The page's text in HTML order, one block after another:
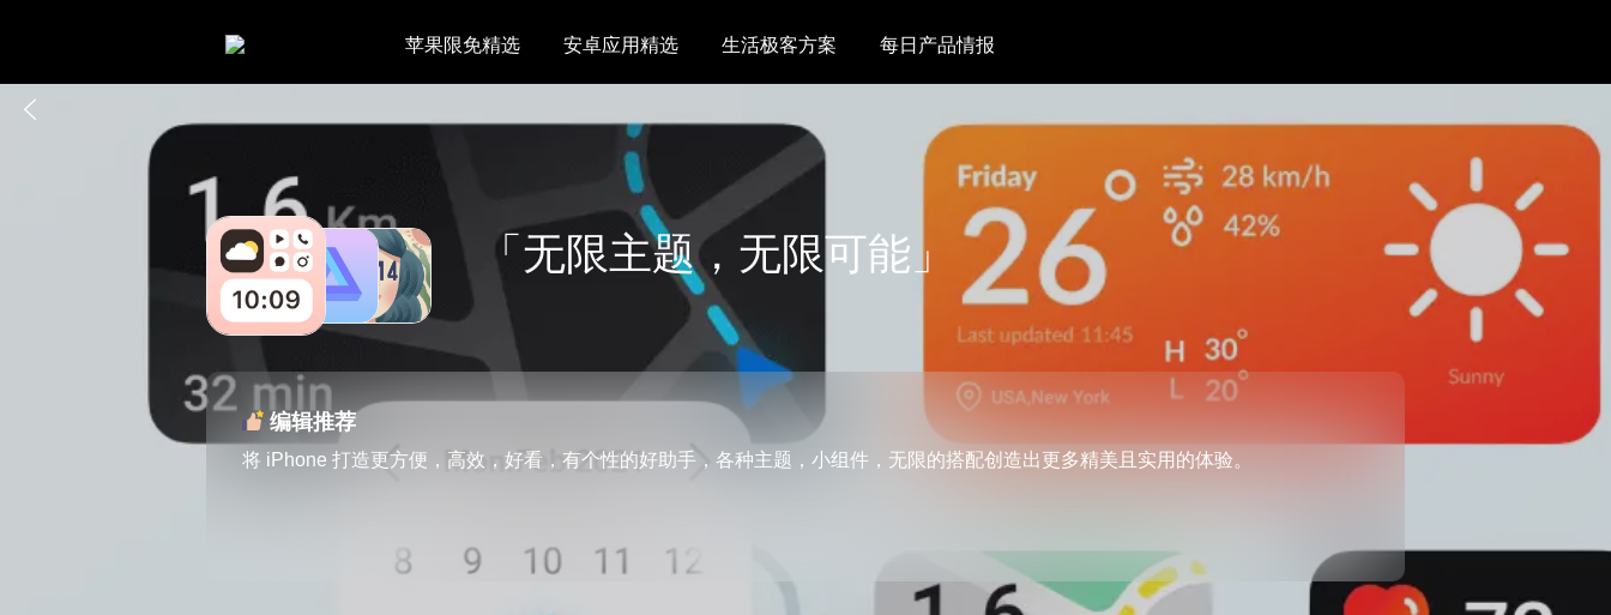
苹果限免精选 安卓应用精选 生活极客方案 每日产品情报
「无限主题，无限可能」
编辑推荐
将 iPhone 打造更方便，高效，好看，有个性的好助手，各种主题，小组件，无限的搭配创造出更多精美且实用的体验。